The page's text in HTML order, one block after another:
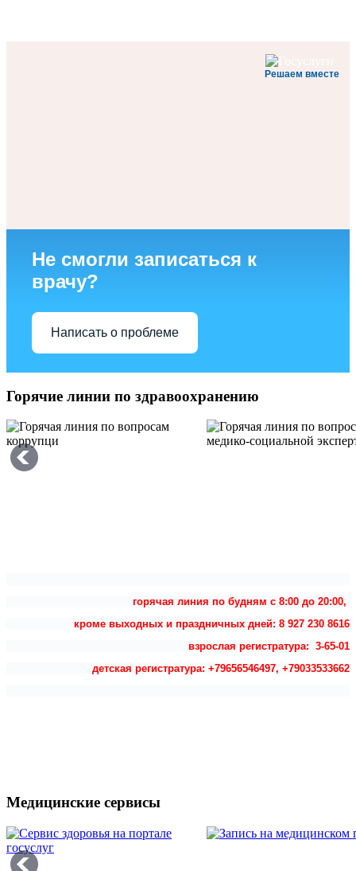
Решаем вместе
Не смогли записаться к
врачу?
Написать о проблеме
Горячие линии по здравоохранению
горячая линия по будням с 8:00 до 20:00,
кроме выходных и праздничных дней: 8 927 230 8616
взрослая регистратура: 3-65-01
детская регистратура: +79656546497, +79033533662
Медицинские сервисы